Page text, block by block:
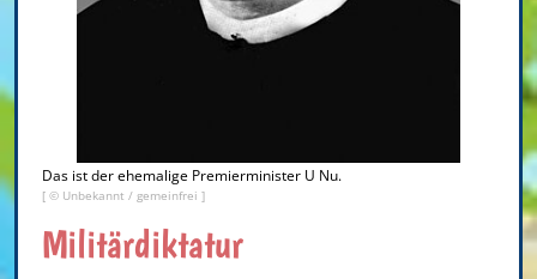
Das ist der ehemalige Premierminister U Nu.
[ © Unbekannt / gemeinfrei ]
Militärdiktatur